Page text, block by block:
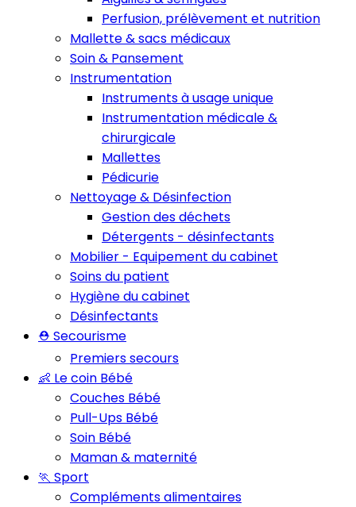
Perfusion, prélèvement et nutrition
Mallette & sacs médicaux
Soin & Pansement
Instrumentation
Instruments à usage unique
Instrumentation médicale &
chirurgicale
Mallettes
Pédicurie
Nettoyage & Désinfection
Gestion des déchets
Détergents - désinfectants
Mobilier - Equipement du cabinet
Soins du patient
Hygiène du cabinet
Désinfectants
⛑️ Secourisme
Premiers secours
👶 Le coin Bébé
Couches Bébé
Pull-Ups Bébé
Soin Bébé
Maman & maternité
🏃 Sport
Compléments alimentaires